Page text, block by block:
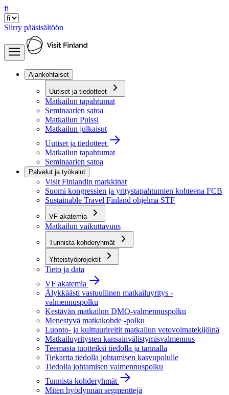
fi
Siirry pääsisältöön
Ajankohtaiset
Uutiset ja tiedotteet
Matkailun tapahtumat
Seminaarien satoa
Matkailun Pulssi
Matkailun julkaisut
Uutiset ja tiedotteet
Matkailun tapahtumat
Seminaarien satoa
Palvelut ja työkalut
Visit Finlandin markkinat
Suomi kongressien ja yritystapahtumien kohteena FCB
Sustainable Travel Finland ohjelma STF
VF akatemia
Matkailun vaikuttavuus
Tunnista kohderyhmät
Yhteistyöprojektit
Tieto ja data
VF akatemia
Älykkäästi vastuullinen matkailuyritys -
valmennuspolku
Kestävän matkailun DMO-valmennuspolku
Menestyvä matkakohde -polku
Luonto- ja kulttuurireitit matkailun vetovoimatekijöinä
Matkailuyritysten kansainvälistymisvalmennus
Teemasta tuotteiksi tiedolla ja tarinalla
Tiekartta tiedolla johtamisen kasvupolulle
Tiedolla johtamisen valmennuspolku
Tunnista kohderyhmät
Miten hyödynnän segmenttejä